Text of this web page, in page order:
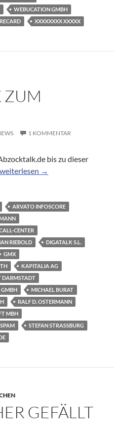
WEBUCATION GMBH
XXXXXXXX XXXXX
ZUM
1 KOMMENTAR
bis zu dieser
Abzocktalk zum 07.12.2012
weiterlesen →
ARVATO INFOSCORE
CENTER
RIEBOLD
DIGATALK S.L.
GMX
KAPITALIA AG
DARMSTADT
GMBH
MICHAEL BURAT
RALF D. OSTERMANN
MBH
SPAM
STEFAN STRASSBURG
GEFÄLLT